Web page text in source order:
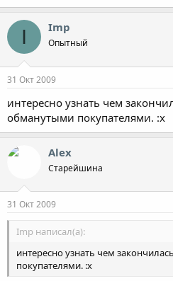
I Imp
Опытный
31 Окт 2009
интересно узнать чем
обманутыми покупателями. :x
Alex
Старейшина
31 Окт 2009
Imp написал(а):
интересно узнать чем
покупателями. :x